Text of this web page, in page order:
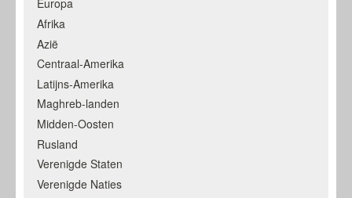
Europa
Afrika
Azië
Centraal-Amerika
Latijns-Amerika
Maghreb-landen
Midden-Oosten
Rusland
Verenigde Staten
Verenigde Naties